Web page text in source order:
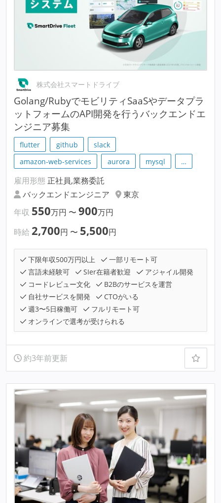
株式会社スマートドライブ
Golang/RubyでモビリティSaaSやデータプラ
ットフォームのAPI開発を行うバックエンドエ
ンジニア募集
flutter github
slack
amazon-web-services
aurora mysql …
雇用形態 正社員,業務委託
バックエンドエンジニア
東京
年収 550万円 〜 900万円
時給 2,700円 〜 5,500円
下限年収500万円以上
一部リモート可
言語未経験可
SIer在籍者歓迎
アジャイル開発
コードレビュー文化
B2Bのサービスを運営
自社サービスを開発
CTOがいる
週3〜5日稼働可
フルリモート可
オンラインで選考が受けられる
約3年前更新